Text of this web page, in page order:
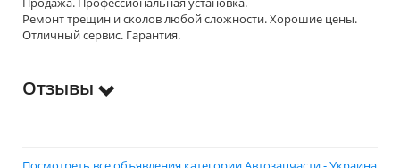
Ремонт трещин и сколов любой сложности. Хорошие цены.
Отличный сервис. Гарантия.
Отзывы